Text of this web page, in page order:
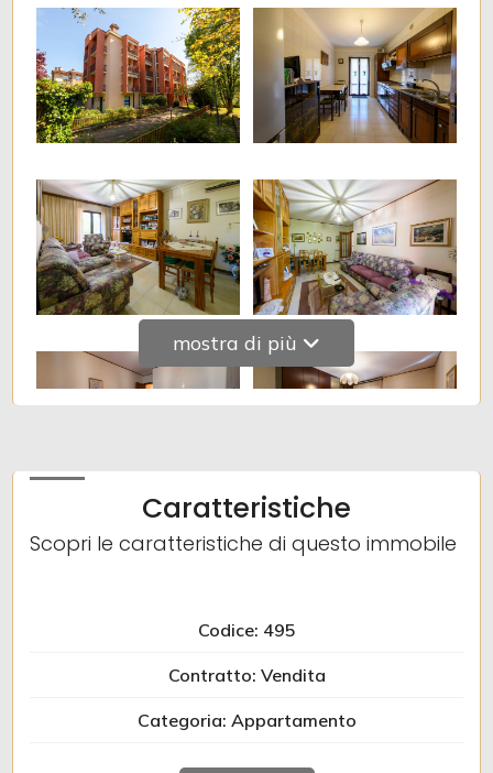
mostra di più
Caratteristiche
Scopri le caratteristiche di questo immobile
Codice: 495
Contratto: Vendita
Categoria: Appartamento
Indirizzo: VIA LANTIERI